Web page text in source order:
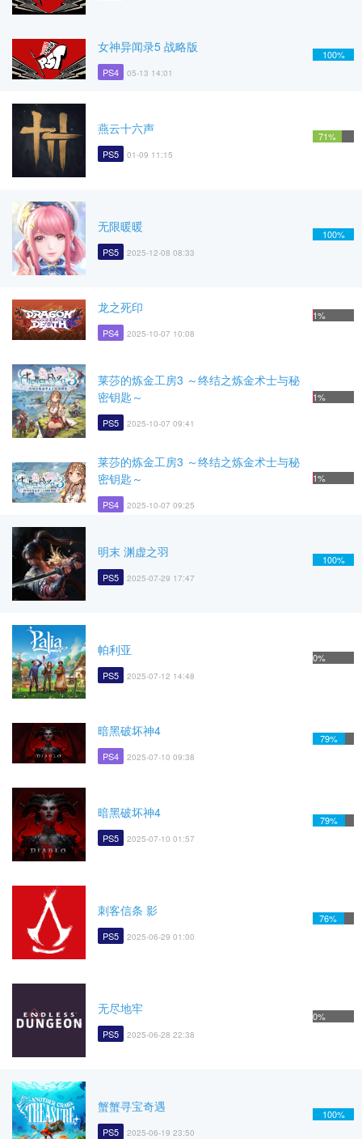
女神异闻录5 战略版
PS4 05-13 14:01
100%
燕云十六声
PS5 01-09 11:15
71%
无限暖暖
PS5 2025-12-08 08:33
100%
龙之死印
PS4 2025-10-07 10:08
1%
莱莎的炼金工房3 ～终结之炼金术士与秘
密钥匙～
PS5 2025-10-07 09:41
1%
莱莎的炼金工房3 ～终结之炼金术士与秘
密钥匙～
PS4 2025-10-07 09:25
1%
明末 渊虚之羽
PS5 2025-07-29 17:47
100%
帕利亚
PS5 2025-07-12 14:48
0%
暗黑破坏神4
PS4 2025-07-10 09:38
79%
暗黑破坏神4
PS5 2025-07-10 01:57
79%
刺客信条 影
PS5 2025-06-29 01:00
76%
无尽地牢
PS5 2025-06-28 22:38
0%
蟹蟹寻宝奇遇
PS5 2025-06-19 23:50
100%